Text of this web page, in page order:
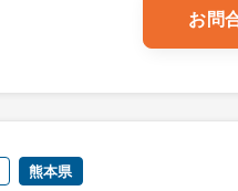
お問
熊本県